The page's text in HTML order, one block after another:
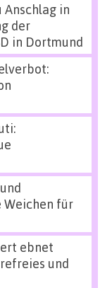
Anschlag in
der
in Dortmund
Weichen für
ebnet
und